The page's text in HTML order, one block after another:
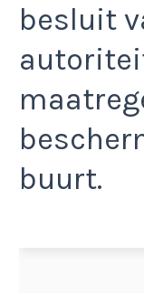
besluit
buurt.